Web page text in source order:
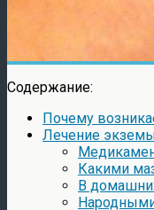
Содержание:
Почему
Лечение
Какими
В